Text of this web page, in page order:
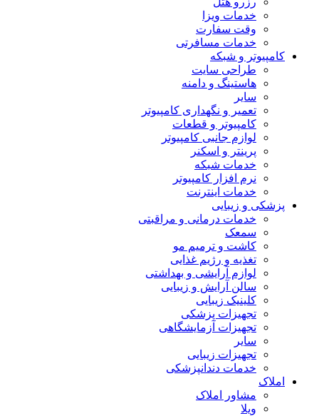
خدمات ویزا
وقت سفارت
خدمات مسافرتی
کامپیوتر و شبکه
طراحی سایت
هاستینگ و دامنه
سایر
تعمیر و نگهداری کامپیوتر
کامپیوتر و قطعات
لوازم جانبی کامپیوتر
پرینتر و اسکنر
خدمات شبکه
نرم افزار کامپیوتر
خدمات اینترنت
پزشکی و زیبایی
خدمات درمانی و مراقبتی
سمعک
کاشت و ترمیم مو
تغذیه و رژیم غذایی
لوازم آرایشی و بهداشتی
سالن آرایش و زیبایی
کلینیک زیبایی
تجهیزات پزشکی
تجهیزات آزمایشگاهی
سایر
تجهیزات زیبایی
خدمات دندانپزشکی
املاک
مشاور املاک
ویلا